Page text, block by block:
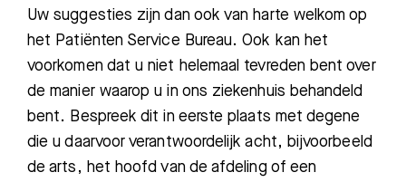
Uw suggesties zijn dan ook van harte welkom op
het Patiënten Service Bureau. Ook kan het
voorkomen dat u niet helemaal tevreden bent over
de manier waarop u in ons ziekenhuis behandeld
bent. Bespreek dit in eerste plaats met degene
die u daarvoor verantwoordelijk acht, bijvoorbeeld
de arts, het hoofd van de afdeling of een